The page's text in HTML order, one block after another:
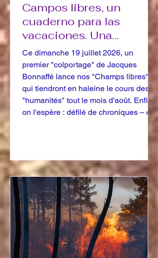
Campos libres, un
cuaderno para las
vacaciones. Una
dirección de bienvenida.
Ce dimanche 19 juillet 2026, un
premier "colportage" de Jacques
Bonnaffé lance nos "Champs libres",
qui tiendront en haleine le cours des
"humanités" tout le mois d'août. Enfin,
on l'espère : défilé de chroniques – et
pourquoi pas une fanfare. Maintenant,